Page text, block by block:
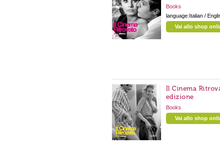
Books
language:Italian /
Vai allo shop
Il Cinema
edizione
Books
Vai allo shop